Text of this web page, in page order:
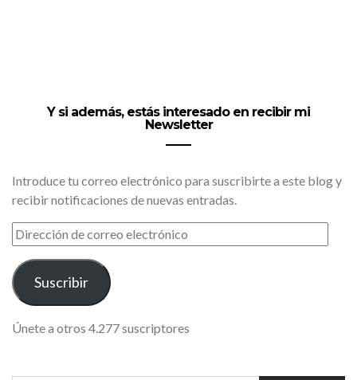
Y si además, estás interesado en recibir mi
Newsletter
Introduce tu correo electrónico para suscribirte a este blog y
recibir notificaciones de nuevas entradas.
DIRECCIÓN
DE
CORREO
ELECTRÓNICO
Suscribir
Únete a otros 4.277 suscriptores